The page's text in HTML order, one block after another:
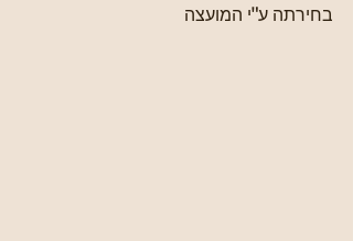
בחירתה ע"י המועצה